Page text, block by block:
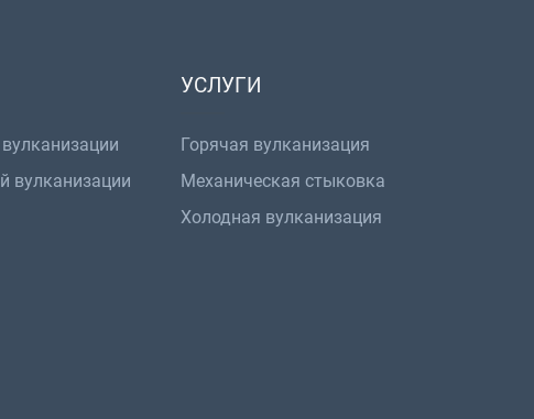
вулканизации
УСЛУГИ
Горячая вулканизация
Механическая стыковка
Холодная вулканизация